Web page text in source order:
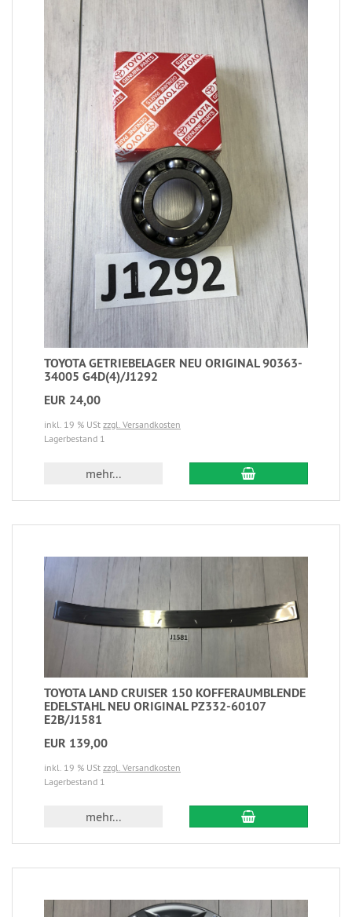
TOYOTA GETRIEBELAGER NEU ORIGINAL 90363-
34005 G4D(4)/J1292
EUR 24,00
inkl. 19 % USt zzgl. Versandkosten
Lagerbestand 1
mehr...
TOYOTA LAND CRUISER 150 KOFFERAUMBLENDE
EDELSTAHL NEU ORIGINAL PZ332-60107
E2B/J1581
EUR 139,00
inkl. 19 % USt zzgl. Versandkosten
Lagerbestand 1
mehr...